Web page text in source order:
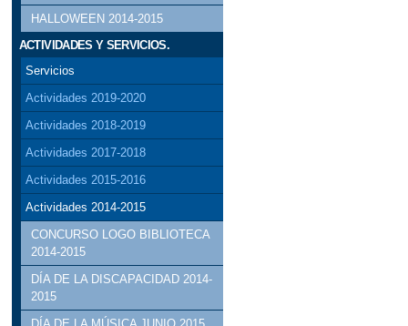
HALLOWEEN 2014-2015
ACTIVIDADES Y SERVICIOS.
Servicios
Actividades 2019-2020
Actividades 2018-2019
Actividades 2017-2018
Actividades 2015-2016
Actividades 2014-2015
CONCURSO LOGO BIBLIOTECA
2014-2015
DÍA DE LA DISCAPACIDAD 2014-
2015